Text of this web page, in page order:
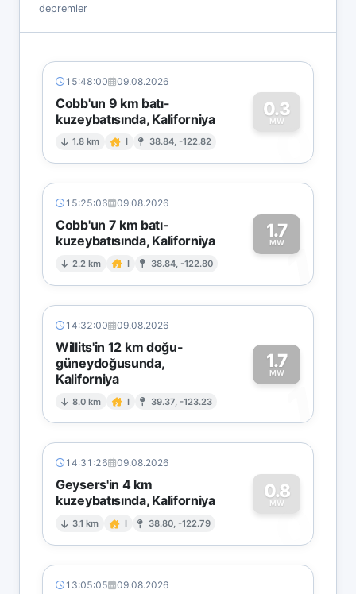
depremler
15:48:00 09.08.2026
Cobb'un 9 km batı-
kuzeybatısında, Kaliforniya
1.8 km I 38.84, -122.82
0.3
MW
0
15:25:06 09.08.2026
Cobb'un 7 km batı-
kuzeybatısında, Kaliforniya
2.2 km I 38.84, -122.80
1.7
MW1
14:32:00 09.08.2026
Willits'in 12 km doğu-
güneydoğusunda,
Kaliforniya
8.0 km I 39.37, -123.23
1.7
MW
1
14:31:26 09.08.2026
Geysers'in 4 km
kuzeybatısında, Kaliforniya
3.1 km I 38.80, -122.79
0.8
MW
0
13:05:05 09.08.2026